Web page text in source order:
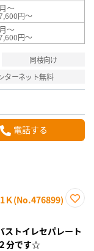
～
円～
～
円～
同棲向け
ターネット無料
電話する
Ｋ(No.476899)
り登
トイレセパレート
分です☆